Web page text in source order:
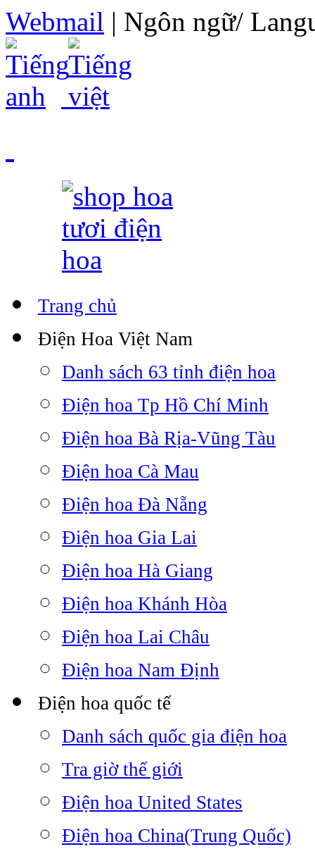
Webmail | Ngôn ngữ/
Trang chủ
Điện Hoa Việt Nam
Danh sách 63 tỉnh điện hoa
Điện hoa Tp Hồ Chí Minh
Điện hoa Bà Rịa-Vũng Tàu
Điện hoa Cà Mau
Điện hoa Đà Nẵng
Điện hoa Gia Lai
Điện hoa Hà Giang
Điện hoa Khánh Hòa
Điện hoa Lai Châu
Điện hoa Nam Định
Điện hoa quốc tế
Danh sách quốc gia điện hoa
Tra giờ thế giới
Điện hoa United States
Điện hoa China(Trung Quốc)